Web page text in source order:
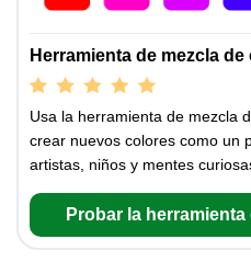
Herramienta de mezcla
Usa la herramienta de mezcla
crear nuevos colores como un
artistas, niños y mentes
Probar la